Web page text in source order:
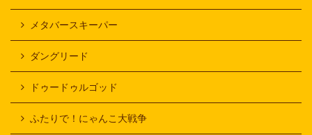
メタバースキーパー
ダングリード
ドゥードゥルゴッド
ふたりで！にゃんこ大戦争